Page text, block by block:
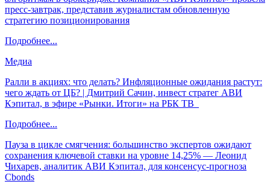
пресс-завтрак, представив журналистам обновленную
стратегию позиционирования
Подробнее...
Медиа
Ралли в акциях: что делать? Инфляционные ожидания растут:
чего ждать от ЦБ? | Дмитрий Сачин, инвест стратег АВИ
Кэпитал, в эфире «Рынки. Итоги» на РБК ТВ
Подробнее...
Пауза в цикле смягчения: большинство экспертов ожидают
сохранения ключевой ставки на уровне 14,25% — Леонид
Чихарев, аналитик АВИ Кэпитал, для консенсус-прогноза
Cbonds